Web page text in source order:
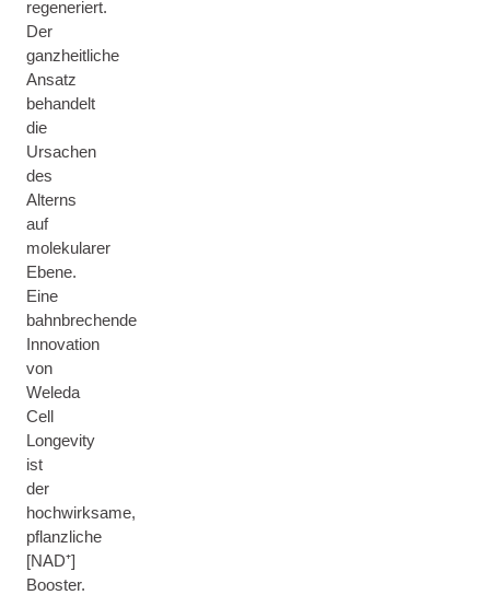
regeneriert.
Der
ganzheitliche
Ansatz
behandelt
die
Ursachen
des
Alterns
auf
molekularer
Ebene.
Eine
bahnbrechende
Innovation
von
Weleda
Cell
Longevity
ist
der
hochwirksame,
pflanzliche
[NAD⁺]
Booster.